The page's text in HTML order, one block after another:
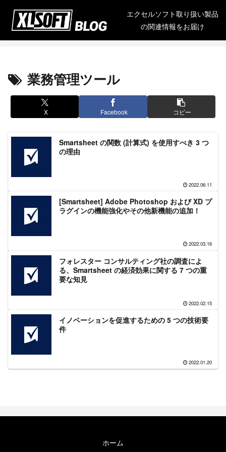
エクセルソフト取り扱い製品
の関連情報をお届け
業務管理ツール
X Facebook コピー
Smartsheet の関数 (計算式) を使用すべき 3 つ
の理由
2022.06.11
[Smartsheet] Adobe Photoshop および XD プ
ラグインの機能強化やその他新機能の追加！
2022.03.16
フォレスター コンサルティング社の調査によ
る、Smartsheet の経済効果に関する 7 つの重
要な知見
2022.02.15
イノベーションを促進するための 5 つの技術要
件
2022.01.20
ホーム